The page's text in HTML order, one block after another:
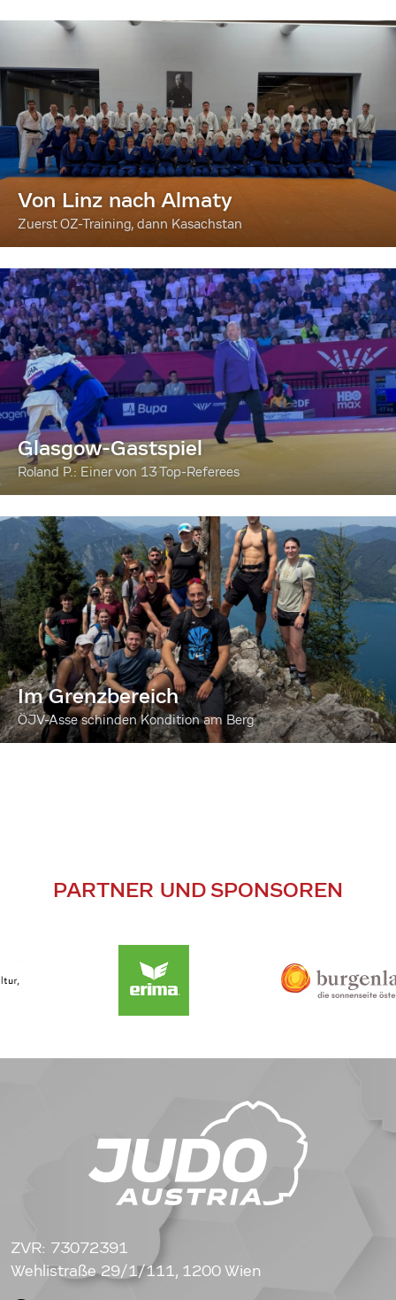
Von Linz nach Almaty
Zuerst OZ-Training, dann Kasachstan
Glasgow-Gastspiel
Roland P.: Einer von 13 Top-Referees
Im Grenzbereich
ÖJV-Asse schinden Kondition am Berg
PARTNER UND SPONSOREN
ZVR: 73072391
Wehlistraße 29/1/111, 1200 Wien